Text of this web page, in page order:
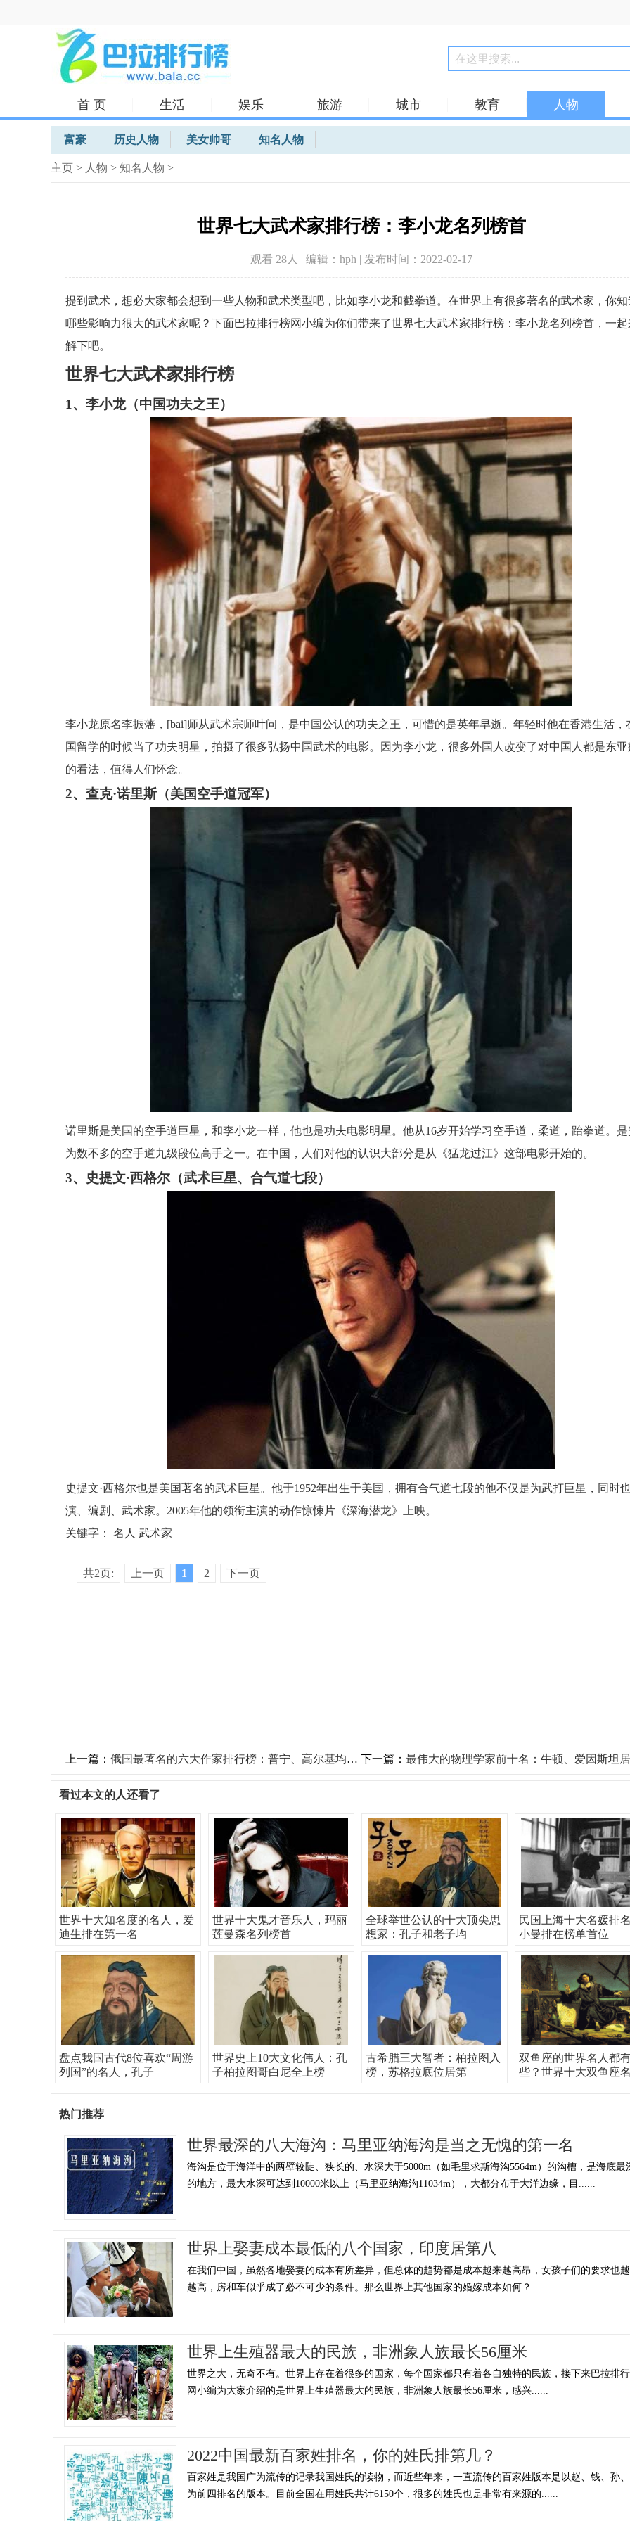
首 页 生活 娱乐 旅游 城市 教育
人物
体育
富豪 历史人物 美女帅哥 知名人物
主页 > 人物 > 知名人物 >
世界七大武术家排行榜：李小龙名列榜首
观看 28 人 | 编辑：hph | 发布时间：2022-02-17
提到武术，想必大家都会想到一些人物和武术类型吧，比如李小龙和截拳道。在世界上有很多著名的武术家，你
哪些影响力很大的武术家呢？下面巴拉排行榜网小编为你们带来了世界七大武术家排行榜：李小龙名列榜首，一
解下吧。
世界七大武术家排行榜
1、李小龙（中国功夫之王）
李小龙原名李振藩，[bai]师从武术宗师叶问，是中国公认的功夫之王，可惜的是英年早逝。年轻时他在香港生活，
国留学的时候当了功夫明星，拍摄了很多弘扬中国武术的电影。因为李小龙，很多外国人改变了对中国人都是东
的看法，值得人们怀念。
2、查克·诺里斯（美国空手道冠军）
诺里斯是美国的空手道巨星，和李小龙一样，他也是功夫电影明星。他从16岁开始学习空手道，柔道，跆拳道。
为数不多的空手道九级段位高手之一。在中国，人们对他的认识大部分是从《猛龙过江》这部电影开始的。
3、史提文·西格尔（武术巨星、合气道七段）
史提文·西格尔也是美国著名的武术巨星。他于1952年出生于美国，拥有合气道七段的他不仅是为武打巨星，同时
演、编剧、武术家。2005年他的领衔主演的动作惊悚片《深海潜龙》上映。
关键字： 名人 武术家
共2页: 上一页 1 2 下一页
上一篇： 俄国最著名的六大作家排行榜：普宁、高尔基均上榜 下一篇： 最伟大的物理学家前十名：牛顿、爱因斯坦居前
看过本文的人还看了
世界十大知名度的名人，爱
迪生排在第一名
世界十大鬼才音乐人，玛丽
莲曼森名列榜首
全球举世公认的十大顶尖思
想家：孔子和老子均
民国上海十大名媛排
小曼排在榜单首位
盘点我国古代8位喜欢“周游
列国”的名人，孔子
世界史上10大文化伟人：孔
子柏拉图哥白尼全上榜
古希腊三大智者：柏拉图入
榜，苏格拉底位居第
双鱼座的世界名人都
些？世界十大双鱼座
热门推荐
世界最深的八大海沟：马里亚纳海沟是当之无愧的第一名
海沟是位于海洋中的两壁较陡、狭长的、水深大于5000m（如毛里求斯海沟5564m）的沟槽，是海底最
的地方，最大水深可达到10000米以上（马里亚纳海沟11034m），大都分布于大洋边缘，目......
世界上娶妻成本最低的八个国家，印度居第八
在我们中国，虽然各地娶妻的成本有所差异，但总体的趋势都是成本越来越高昂，女孩子们的要求也
越高，房和车似乎成了必不可少的条件。那么世界上其他国家的婚嫁成本如何？......
世界上生殖器最大的民族，非洲象人族最长56厘米
世界之大，无奇不有。世界上存在着很多的国家，每个国家都只有着各自独特的民族，接下来巴拉排
网小编为大家介绍的是世界上生殖器最大的民族，非洲象人族最长56厘米，感兴......
2022中国最新百家姓排名，你的姓氏排第几？
百家姓是我国广为流传的记录我国姓氏的读物，而近些年来，一直流传的百家姓版本是以赵、钱、孙
为前四排名的版本。目前全国在用姓氏共计6150个，很多的姓氏也是非常有来源的......